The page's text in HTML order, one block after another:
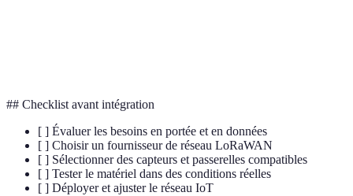
## Checklist avant intégration
[ ] Évaluer les besoins en portée et en données
[ ] Choisir un fournisseur de réseau LoRaWAN
[ ] Sélectionner des capteurs et passerelles compatibles
[ ] Tester le matériel dans des conditions réelles
[ ] Déployer et ajuster le réseau IoT